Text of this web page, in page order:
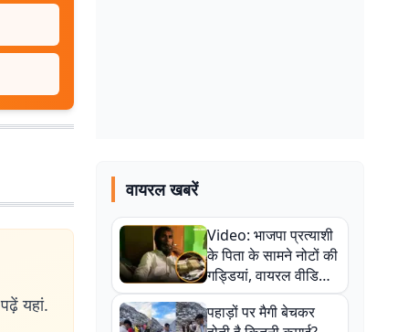
यहां.
वायरल खबरें
Video: भाजपा प्रत्याशी
के पिता के सामने नोटों की
गड्डियां, वायरल वीडियो
से राजनीति में उबाल,
अजित महतो बोले- TMC
पहाड़ों पर मैगी बेचकर